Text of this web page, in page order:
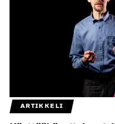
ARTIKKELI